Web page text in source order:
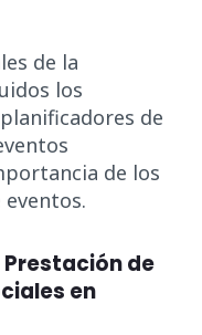
de la
los
de
de los
Prestación de
en